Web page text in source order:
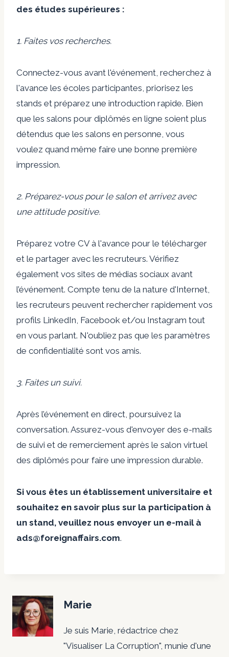
des études supérieures :
1. Faites vos recherches.
Connectez-vous avant l'événement, recherchez à
l'avance les écoles participantes, priorisez les
stands et préparez une introduction rapide. Bien
que les salons pour diplômés en ligne soient plus
détendus que les salons en personne, vous
voulez quand même faire une bonne première
impression.
2. Préparez-vous pour le salon et arrivez avec
une attitude positive.
Préparez votre CV à l'avance pour le télécharger
et le partager avec les recruteurs. Vérifiez
également vos sites de médias sociaux avant
l’événement. Compte tenu de la nature d'Internet,
les recruteurs peuvent rechercher rapidement vos
profils LinkedIn, Facebook et/ou Instagram tout
en vous parlant. N'oubliez pas que les paramètres
de confidentialité sont vos amis.
3. Faites un suivi.
Après l’événement en direct, poursuivez la
conversation. Assurez-vous d'envoyer des e-mails
de suivi et de remerciement après le salon virtuel
des diplômés pour faire une impression durable.
Si vous êtes un établissement universitaire et
souhaitez en savoir plus sur la participation à
un stand, veuillez nous envoyer un e-mail à
ads@foreignaffairs.com.
Marie
Je suis Marie, rédactrice chez
"Visualiser La Corruption", munie d'une